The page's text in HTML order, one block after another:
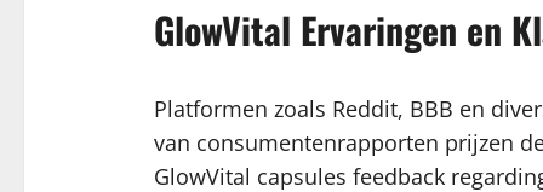
GlowVital Ervaringen en
Platformen zoals Reddit, BBB en
van consumentenrapporten prijzen
GlowVital capsules feedback